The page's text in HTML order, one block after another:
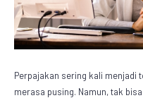
Perpajakan sering kali menjadi
merasa pusing. Namun, tak